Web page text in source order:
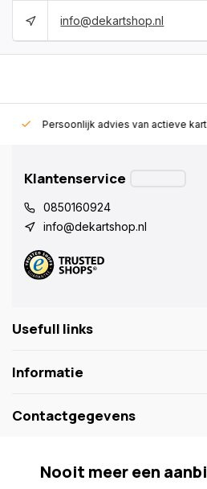
info@dekartshop.nl
Persoonlijk advies van actieve
Klantenservice
0850160924
info@dekartshop.nl
Usefull links
Informatie
Contactgegevens
Nooit meer een